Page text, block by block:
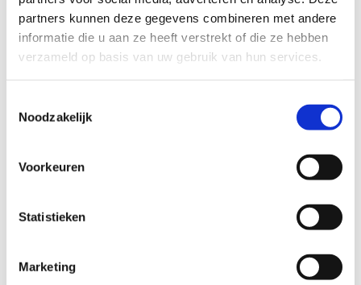
partners kunnen deze gegevens combineren met andere
informatie die u aan ze heeft verstrekt of die ze hebben
verzameld op basis van uw gebruik van hun services.
Noodzakelijk
Voorkeuren
Statistieken
Marketing
Wat vond je van deze route?
Jouw beoordeling helpt de kwaliteit van de routes in kaart